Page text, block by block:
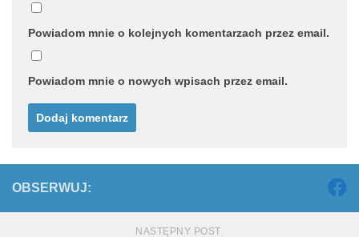
Powiadom mnie o kolejnych komentarzach przez email.
Powiadom mnie o nowych wpisach przez email.
OBSERWUJ:
NASTĘPNY POST